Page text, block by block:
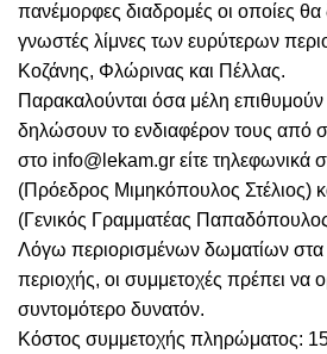
πανέμορφες διαδρομές οι οποίες θα
γνωστές λίμνες των ευρύτερων
Κοζάνης, Φλώρινας και Πέλλας.
Παρακαλούνται όσα μέλη
δηλώσουν το ενδιαφέρον τους από
στο info@lekam.gr είτε τηλεφωνικά
(Πρόεδρος Μιμηκόπουλος Στέλιος)
(Γενικός Γραμματέας
Λόγω περιορισμένων δωματίων στα
περιοχής, οι συμμετοχές πρέπει να
συντομότερο δυνατόν.
Κόστος συμμετοχής πληρώματος: